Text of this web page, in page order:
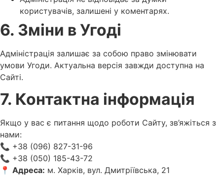
користувачів, залишені у коментарях.
6. Зміни в Угоді
Адміністрація залишає за собою право змінювати
умови Угоди. Актуальна версія завжди доступна на
Сайті.
7. Контактна інформація
Якщо у вас є питання щодо роботи Сайту, зв’яжіться з
нами:
📞 +38 (096) 827-31-96
📞 +38 (050) 185-43-72
📍 Адреса: м. Харків, вул. Дмитріївська, 21